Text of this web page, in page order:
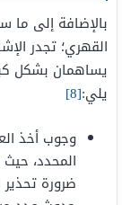
بالإضافة إلى
القهري؛ تجدر
يساهمان بشكل
يلي:[8]
وجوب أخذ
المحدد،
ضرورة